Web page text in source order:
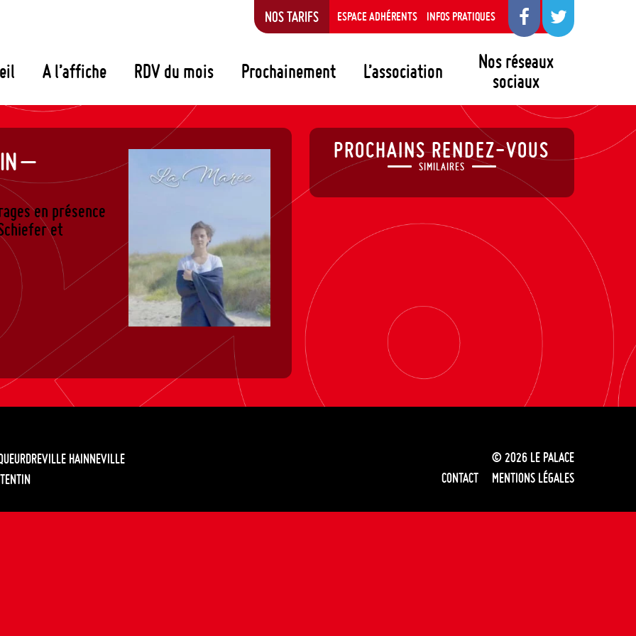
A l’affiche RDV du mois Prochainement L’association
Nos réseaux
sociaux
NOS TARIFS ESPACE ADHÉRENTS INFOS PRATIQUES
–
en présence
et
PROCHAINS RENDEZ-VOUS
SIMILAIRES
© 2026 LE PALACE
CONTACT
MENTIONS LÉGALES
HAINNEVILLE